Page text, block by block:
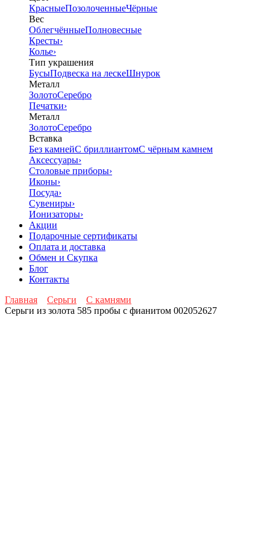
КрасныеПозолоченныеЧёрные
Вес
ОблегчённыеПолновесные
Кресты›
Колье›
Тип украшения
БусыПодвеска на лескеШнурок
Металл
ЗолотоСеребро
Печатки›
Металл
ЗолотоСеребро
Вставка
Без камнейС бриллиантомС чёрным камнем
Аксессуары›
Столовые приборы›
Иконы›
Посуда›
Сувениры›
Ионизаторы›
Акции
Подарочные сертификаты
Оплата и доставка
Обмен и Скупка
Блог
Контакты
Главная
Серьги
С камнями
Серьги из золота 585 пробы с фианитом 002052627